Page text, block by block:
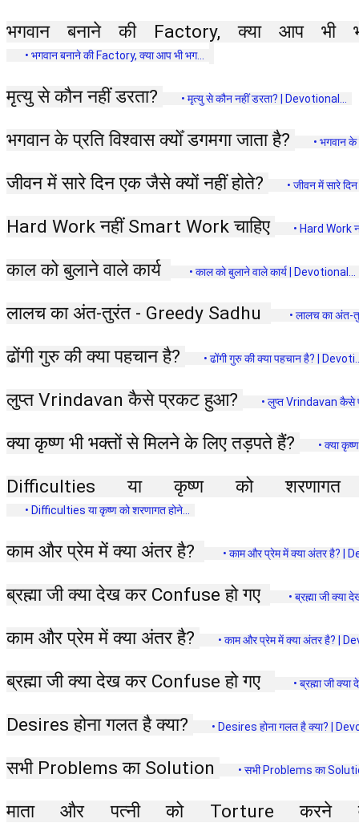
भगवान बनाने की Factory, क्या आप भी
• भगवान बनाने की Factory, क्या आप भी भग...
मृत्यु से कौन नहीं डरता? • मृत्यु से कौन नहीं डरता? | Devotional...
भगवान के प्रति विश्वास क्योँ डगमगा जाता है? • भगवान के
जीवन में सारे दिन एक जैसे क्यों नहीं होते? • जीवन में सारे
Hard Work नहीं Smart Work चाहिए • Hard Work
काल को बुलाने वाले कार्य • काल को बुलाने वाले कार्य |
लालच का अंत-तुरंत - Greedy Sadhu • लालच का
ढोंगी गुरु की क्या पहचान है? • ढोंगी गुरु की क्या पहचान है? |
लुप्त Vrindavan कैसे प्रकट हुआ? • लुप्त Vrindavan कैसे
क्या कृष्ण भी भक्तों से मिलने के लिए तड़पते हैं? • क्या
• Difficulties या कृष्ण को शरणागत‌ होने...
काम और प्रेम में क्या अंतर है? • काम और प्रेम में क्या अंतर है? |
ब्रह्मा जी क्या देख कर Confuse हो गए • ब्रह्मा जी
काम और प्रेम में क्या अंतर है? • काम और प्रेम में क्या अंतर है? |
ब्रह्मा जी क्या देख कर Confuse हो गए • ब्रह्मा जी
Desires होना गलत है क्या? • Desires होना गलत है क्या? |
सभी Problems का Solution • सभी Problems का
माता और पत्नी को Torture करने